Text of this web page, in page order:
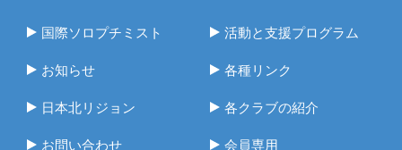
国際ソロプチミスト 活動と支援プログラム
お知らせ 各種リンク
日本北リジョン 各クラブの紹介
お問い合わせ 会員専用